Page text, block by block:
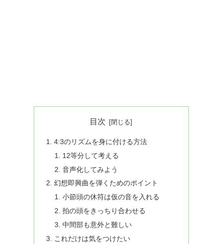
目次
4:3のリズムを身に付ける方法
12等分して考える
音声化してみよう
幻想即興曲を弾くためのポイント
小節頭の休符は仮の音を入れる
拍の頭をきっちり合わせる
中間部も意外と難しい
これだけは気をつけたい